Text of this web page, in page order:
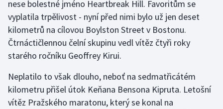
Veslování
Vodní slalom
Volejbal
Ostatní
nese bolestné jméno Heartbreak Hill. Favoritům se
vyplatila trpělivost - nyní před nimi bylo už jen deset
kilometrů na cílovou Boylston Street v Bostonu.
Čtrnáctičlennou čelní skupinu vedl vítěz čtyři roky
starého ročníku Geoffrey Kirui.
Neplatilo to však dlouho, neboť na sedmatřicátém
kilometru přišel útok Keňana Bensona Kipruta. Letošní
vítěz Pražského maratonu, který se konal na